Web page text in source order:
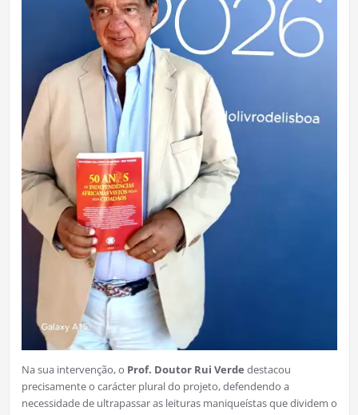
Na sua intervenção, o Prof. Doutor Rui Verde destacou
precisamente o carácter plural do projeto, defendendo a
necessidade de ultrapassar as leituras maniqueístas que dividem o